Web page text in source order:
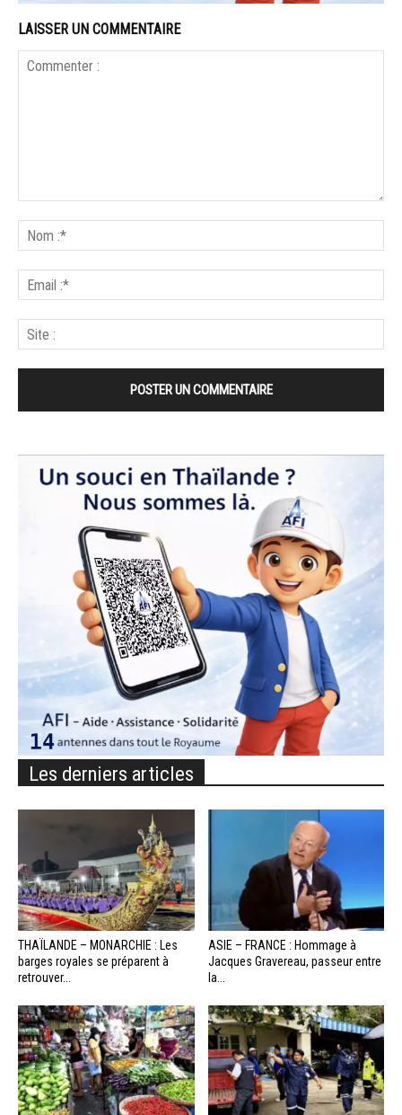
LAISSER UN COMMENTAIRE
Les derniers articles
THAÏLANDE – MONARCHIE : Les
barges royales se préparent à
retrouver...
ASIE – FRANCE : Hommage à
Jacques Gravereau, passeur entre
la...